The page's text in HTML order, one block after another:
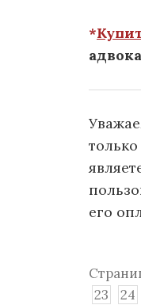
*
его
23
24